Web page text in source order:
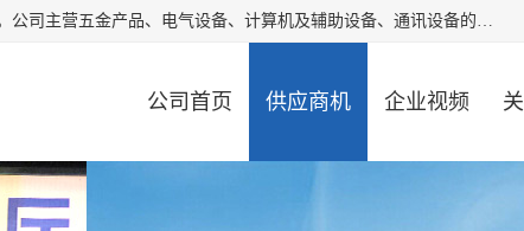
厦门欣锐仪器仪表有限公司成立于2006年，位于厦门市湖里区。公司主营五金产品、电气设备、计算机及辅助设备、通讯设备的批发与零售，同时涉及乐器、照相器材等文化用品的销售。此外，公司还提供通用设备、电气设备、仪器仪表的修理服务，以及信息系统集成、信息技术咨询、数据处理和存储等技术支持。公司致力于为客户提供全面的产品和服务，满足多样化的市场需求。
公司首页 供应商机 企业视频